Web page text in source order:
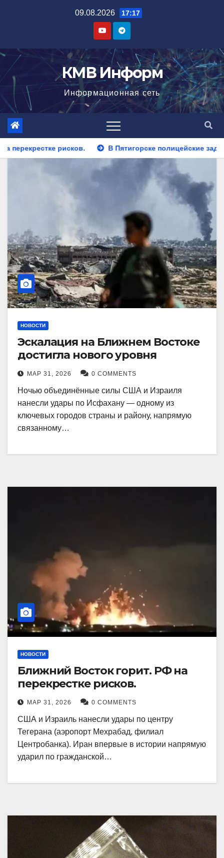
09.08.2026 17:17
КМВ Информ
Информационная сеть
В Пятигорске полицейские задержали закладчика,
НОВОСТИ
Эскалация на Ближнем Востоке
достигла нового уровня
МАР 31, 2026 0 COMMENTS
Ночью объединённые силы США и Израиля
нанесли удары по Исфахану — одному из
ключевых городов страны и району, напрямую
связанному…
НОВОСТИ
Ближний Восток горит. РФ на
перекрестке рисков.
МАР 31, 2026 0 COMMENTS
США и Израиль нанесли удары по центру
Тегерана (аэропорт Мехрабад, филиал
Центробанка). Иран впервые в истории напрямую
ударил по гражданской…